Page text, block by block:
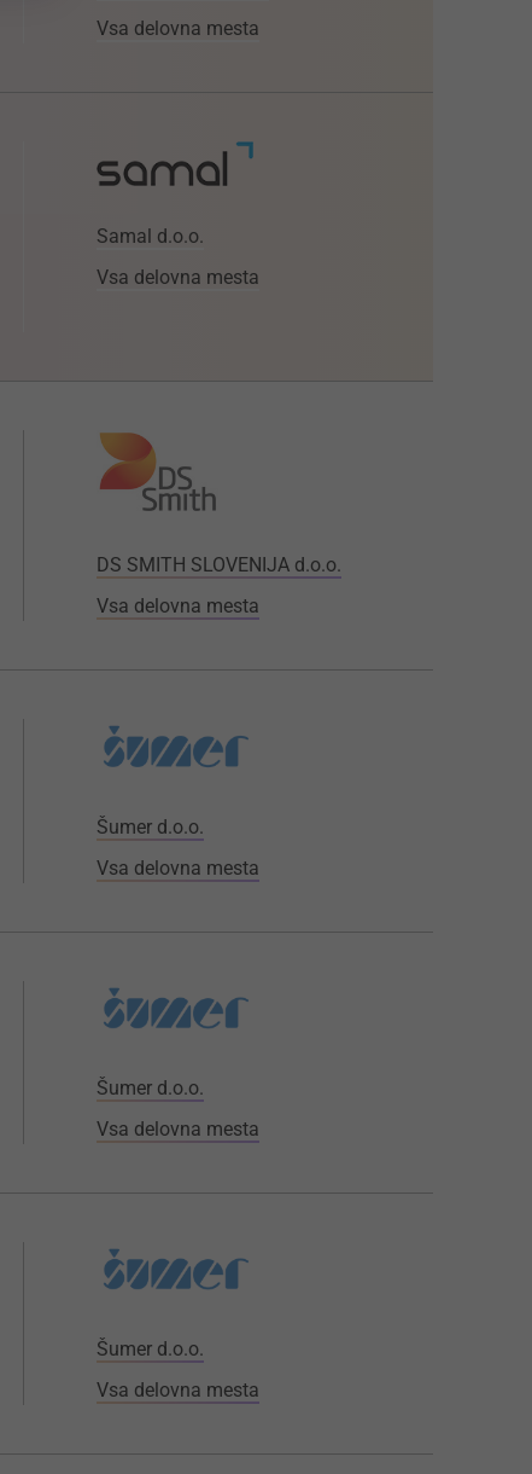
Vsa delovna mesta
Samal d.o.o.
Vsa delovna mesta
DS SMITH SLOVENIJA d.o.o.
Vsa delovna mesta
Šumer d.o.o.
Vsa delovna mesta
Šumer d.o.o.
Vsa delovna mesta
Šumer d.o.o.
Vsa delovna mesta